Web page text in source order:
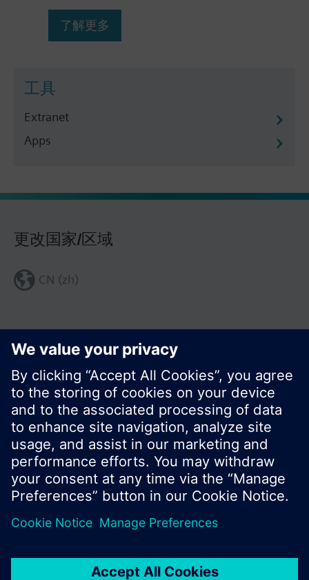
了解更多
工具
Extranet
Apps
更改国家/区域
CN (zh)